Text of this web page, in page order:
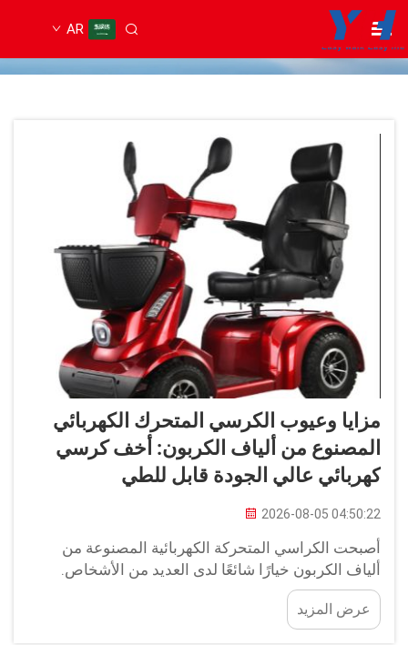
AR
الصفحة الرئيسية
مزايا وعيوب الكرسي المتحرك الكهربائي
المصنوع من ألياف الكربون: أخف كرسي
كهربائي عالي الجودة قابل للطي
2026-08-05 04:50:22
أصبحت الكراسي المتحركة الكهربائية المصنوعة من
ألياف الكربون خيارًا شائعًا لدى العديد من الأشخاص.
وتُعرف هذه الكراسي بأنها خفيفة الوزن وسهلة الطي، ما
يجعلها خيارًا ممتازًا للأشخاص الذين يحتاجون إلى
مساعدة في التنقّل. وتقدّم يوهوان كراسي كهربائية عالية
عرض المزيد